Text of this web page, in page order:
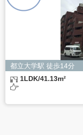
都立大学駅 徒歩14分
1LDK/41.13m²